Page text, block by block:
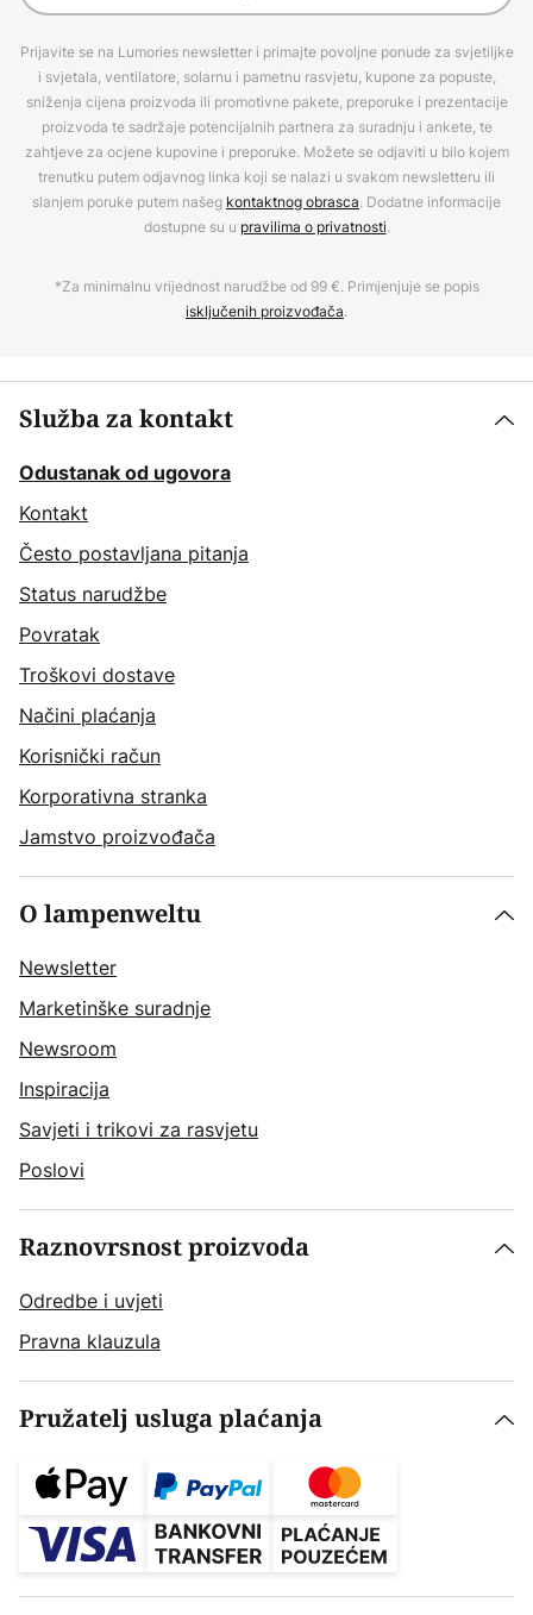
Prijavite se na Lumories newsletter i primajte povoljne ponude za svjetiljke
i svjetala, ventilatore, solarnu i pametnu rasvjetu, kupone za popuste,
sniženja cijena proizvoda ili promotivne pakete, preporuke i prezentacije
proizvoda te sadržaje potencijalnih partnera za suradnju i ankete, te
zahtjeve za ocjene kupovine i preporuke. Možete se odjaviti u bilo kojem
trenutku putem odjavnog linka koji se nalazi u svakom newsletteru ili
slanjem poruke putem našeg kontaktnog obrasca. Dodatne informacije
dostupne su u pravilima o privatnosti.
*Za minimalnu vrijednost narudžbe od 99 €. Primjenjuje se popis
isključenih proizvođača.
Služba za kontakt
Odustanak od ugovora
Kontakt
Često postavljana pitanja
Status narudžbe
Povratak
Troškovi dostave
Načini plaćanja
Korisnički račun
Korporativna stranka
Jamstvo proizvođača
O lampenweltu
Newsletter
Marketinške suradnje
Newsroom
Inspiracija
Savjeti i trikovi za rasvjetu
Poslovi
Raznovrsnost proizvoda
Odredbe i uvjeti
Pravna klauzula
Pružatelj usluga plaćanja